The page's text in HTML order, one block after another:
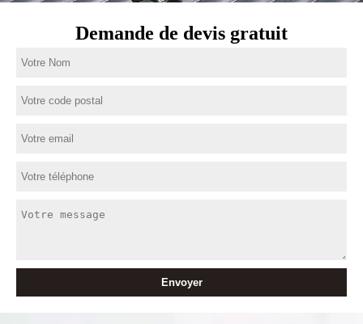
Demande de devis gratuit